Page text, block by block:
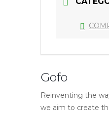
Gofo
Reinventing the
we aim to create